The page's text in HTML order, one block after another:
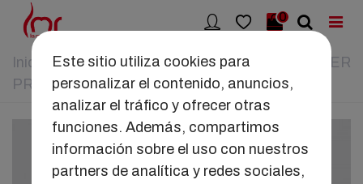
Este sitio utiliza cookies para
personalizar el contenido, anuncios,
analizar el tráfico y ofrecer otras
funciones. Además, compartimos
información sobre el uso con nuestros
partners de analítica y redes sociales,
0
Inicio > JUGUETES >
BOQUILLAS SATISFYER
PRO 2